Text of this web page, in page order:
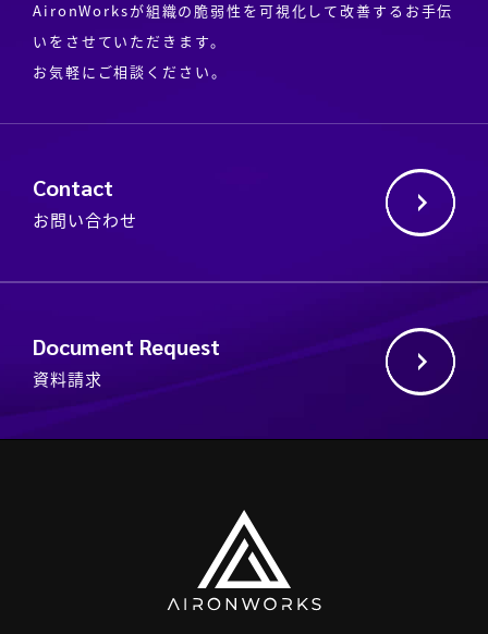
AironWorksが組織の脆弱性を可視化して改善するお手伝
いをさせていただきます。
お気軽にご相談ください。
Contact
お問い合わせ
Document Request
資料請求